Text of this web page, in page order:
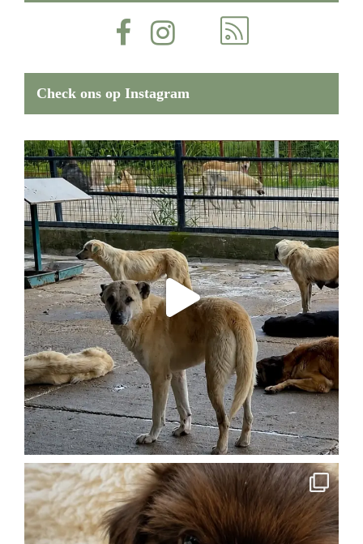
Check ons op Instagram